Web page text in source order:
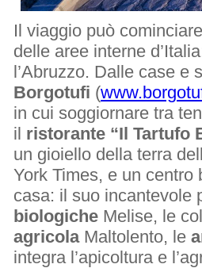
Il viaggio può
delle aree interne
l’Abruzzo. Dalle case e
Borgotufi (
in cui soggiornare tra
il ristorante “Il Tartufo
un gioiello della terra
York Times, e un
casa: il suo incantevole
biologiche Melise, le
agricolaMaltolento, le
integra l’apicoltura e